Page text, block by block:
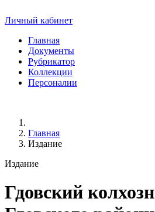
Личный кабинет
Главная
Документы
Рубрикатор
Коллекции
Персоналии
Главная
Издание
Издание
Гдовский